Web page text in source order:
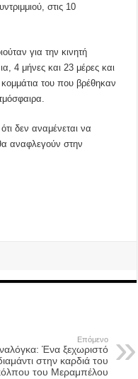
στις 10
για την κινητή
4 μήνες και 23 μέρες και
του που βρέθηκαν
δεν αναμένεται να
αναφλεγούν στην
Επόμενο
Ένα ξεχωριστό
στην καρδιά του
του Μεραμπέλου